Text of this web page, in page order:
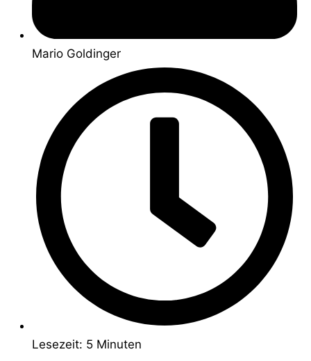
Mario Goldinger
Lesezeit: 5 Minuten